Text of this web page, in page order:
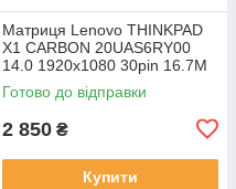
Матриця Lenovo THINKPAD
X1 CARBON 20UAS6RY00
14.0 1920x1080 30pin 16.7M
45% NTSC 300 cd/m² для
ноутбука
Готово до відправки
2 850 ₴
Купити